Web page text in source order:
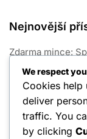
Nejnovější
Zdarma mince:
Sezónní lov
propagace na
Exploity mincí:
We respect
Cookies help
deliver
traffic. You
by clicking